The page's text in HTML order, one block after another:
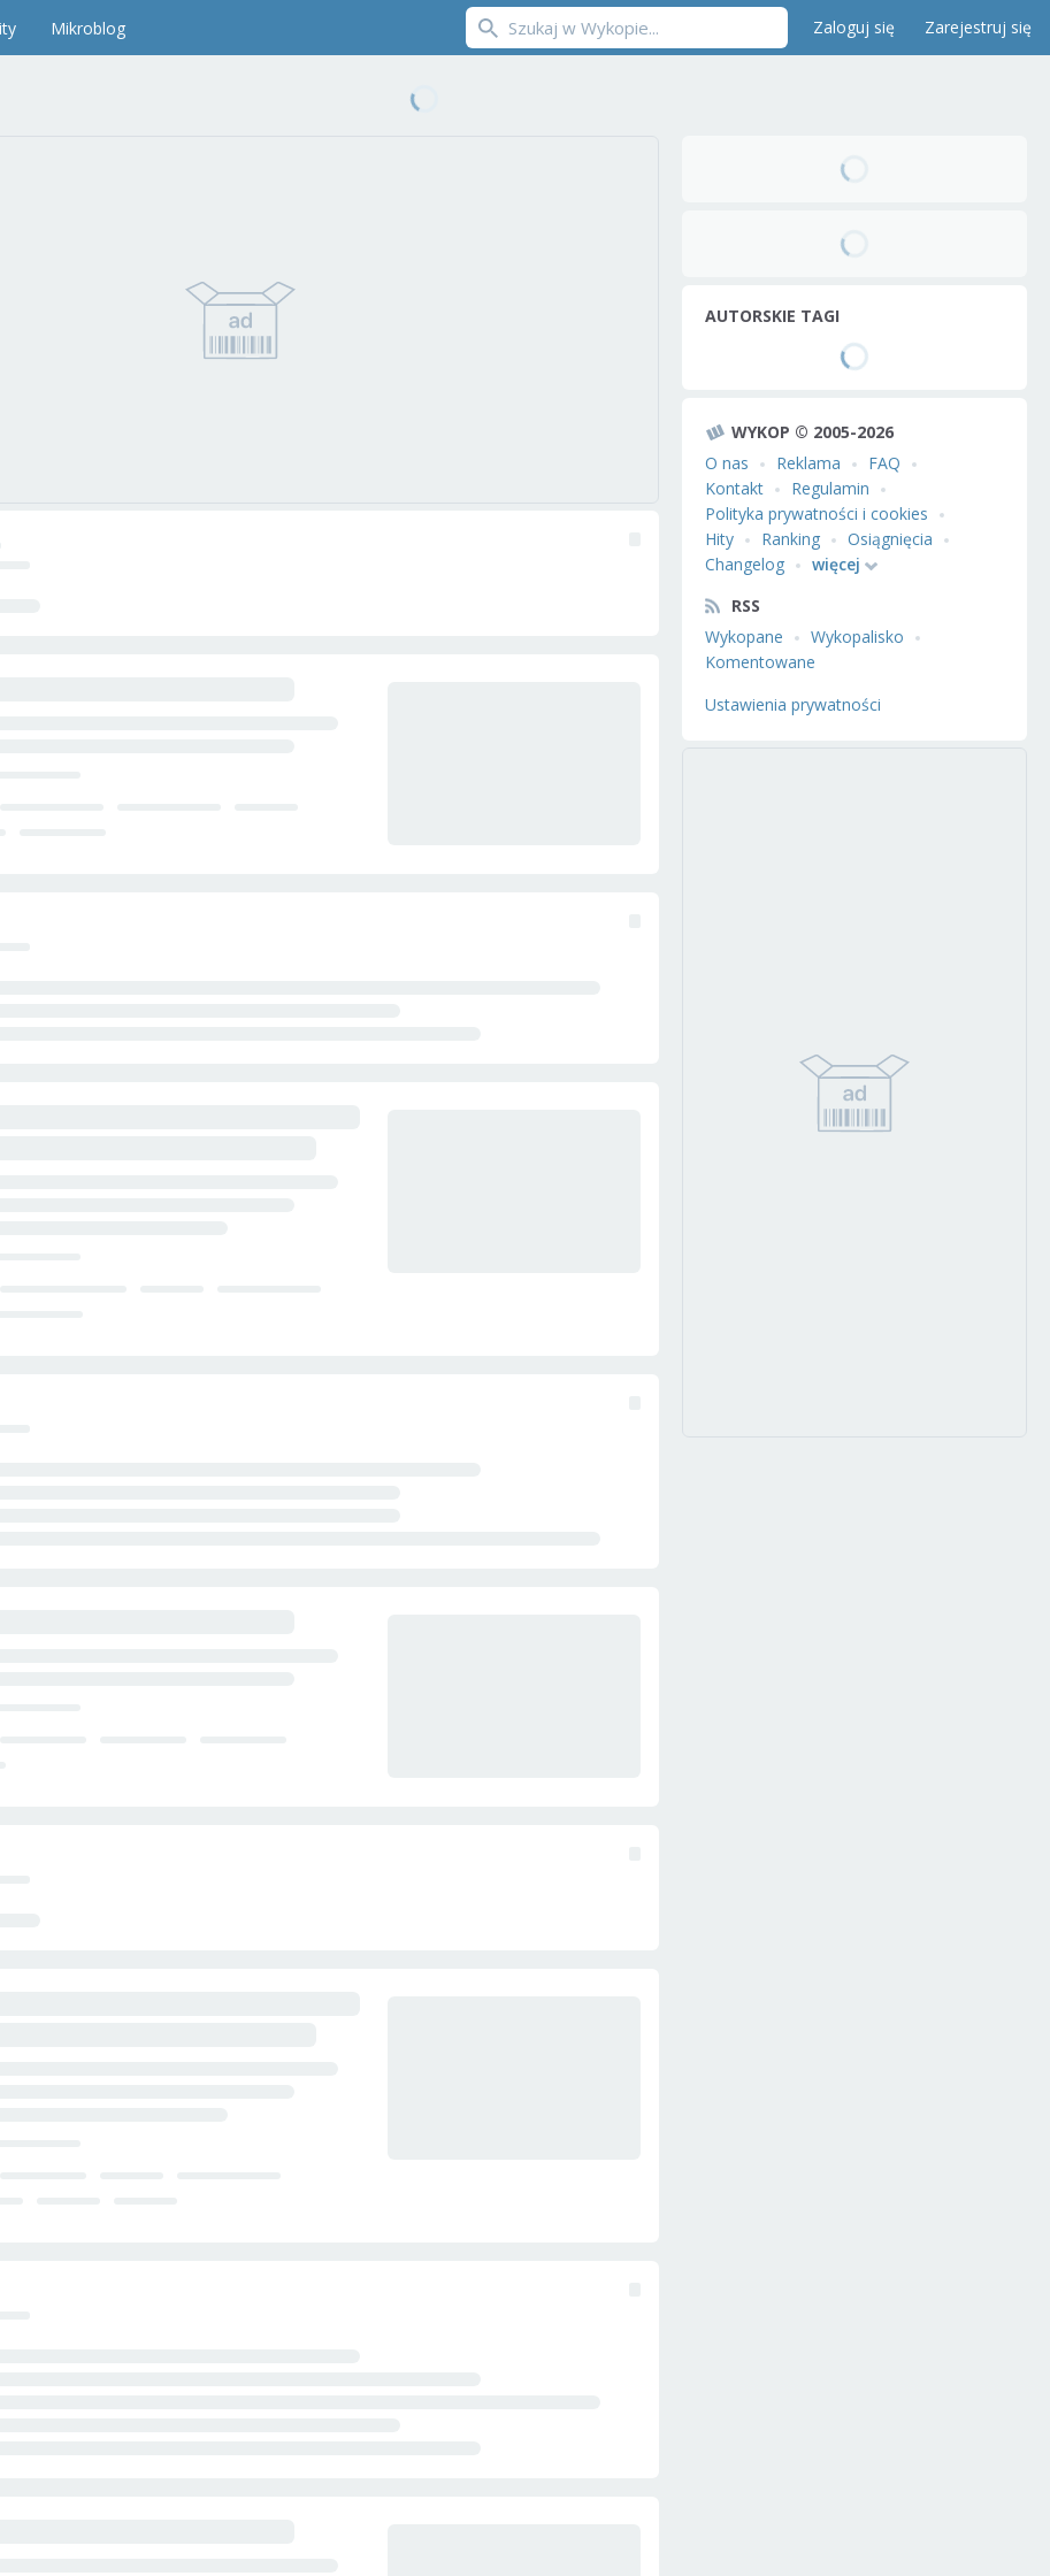
Mikroblog Zaloguj się Zarejestruj się
AUTORSKIE TAGI
WYKOP © 2005-2026
O nas
Reklama
FAQ
Kontakt
Regulamin
Polityka prywatności i cookies
Hity
Ranking
Osiągnięcia
Changelog
więcej
RSS
Wykopane
Wykopalisko
Komentowane
Ustawienia prywatności